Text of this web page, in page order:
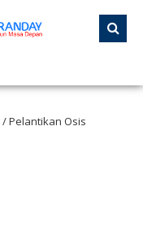
/Pelantikan Osis